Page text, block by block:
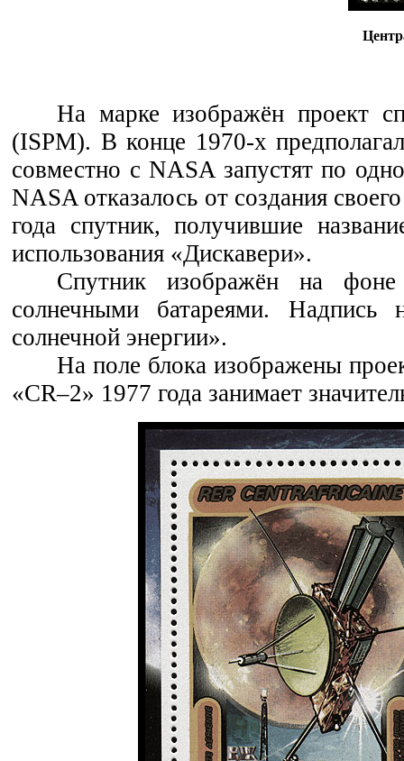
На марке изображён проект
(ISPM). В конце 1970-х
совместно с NASA запустят по
NASA отказалось от создания
года спутник, получившие
использования «Дискавери».
Спутник изображён на
солнечными батареями. Надпись
солнечной энергии».
На поле блока изображены
«CR–2» 1977 года занимает